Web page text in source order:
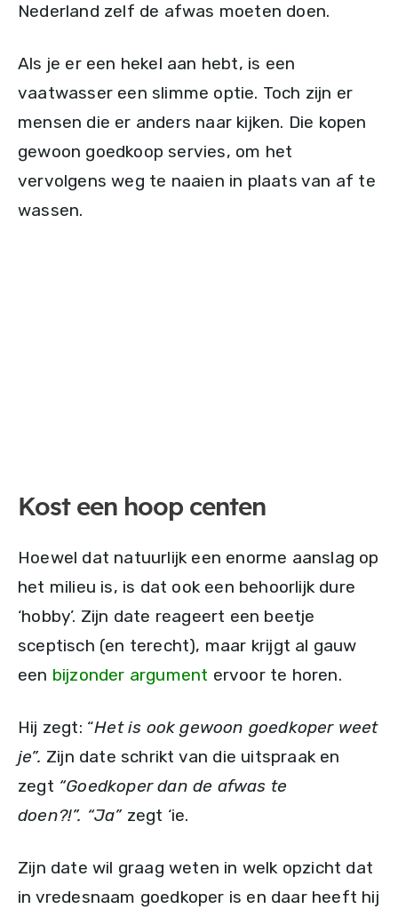
Nederland zelf de afwas moeten doen.
Als je er een hekel aan hebt, is een
vaatwasser een slimme optie. Toch zijn er
mensen die er anders naar kijken. Die kopen
gewoon goedkoop servies, om het
vervolgens weg te naaien in plaats van af te
wassen.
Kost een hoop centen
Hoewel dat natuurlijk een enorme aanslag op
het milieu is, is dat ook een behoorlijk dure
‘hobby’. Zijn date reageert een beetje
sceptisch (en terecht), maar krijgt al gauw
een bijzonder argument ervoor te horen.
Hij zegt: “Het is ook gewoon goedkoper weet
je”. Zijn date schrikt van die uitspraak en
zegt “Goedkoper dan de afwas te
doen?!”. “Ja” zegt ‘ie.
Zijn date wil graag weten in welk opzicht dat
in vredesnaam goedkoper is en daar heeft hij